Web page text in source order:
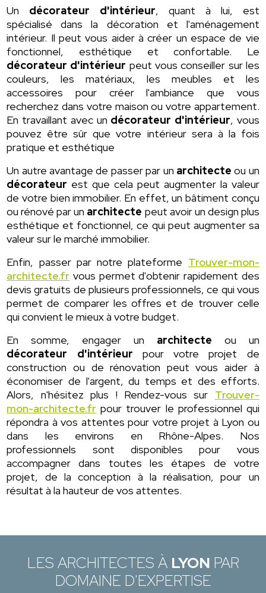
Un décorateur d'intérieur, quant à lui, est
spécialisé dans la décoration et l'aménagement
intérieur. Il peut vous aider à créer un espace de vie
fonctionnel, esthétique et confortable. Le
décorateur d'intérieur peut vous conseiller sur les
couleurs, les matériaux, les meubles et les
accessoires pour créer l'ambiance que vous
recherchez dans votre maison ou votre appartement.
En travaillant avec un décorateur d'intérieur, vous
pouvez être sûr que votre intérieur sera à la fois
pratique et esthétique
Un autre avantage de passer par un architecte ou un
décorateur est que cela peut augmenter la valeur
de votre bien immobilier. En effet, un bâtiment conçu
ou rénové par un architecte peut avoir un design plus
esthétique et fonctionnel, ce qui peut augmenter sa
valeur sur le marché immobilier.
Enfin, passer par notre plateforme Trouver-mon-
architecte.fr vous permet d'obtenir rapidement des
devis gratuits de plusieurs professionnels, ce qui vous
permet de comparer les offres et de trouver celle
qui convient le mieux à votre budget.
En somme, engager un architecte ou un
décorateur d'intérieur pour votre projet de
construction ou de rénovation peut vous aider à
économiser de l'argent, du temps et des efforts.
Alors, n'hésitez plus ! Rendez-vous sur Trouver-
mon-architecte.fr pour trouver le professionnel qui
répondra à vos attentes pour votre projet à Lyon ou
dans les environs en Rhône-Alpes. Nos
professionnels sont disponibles pour vous
accompagner dans toutes les étapes de votre
projet, de la conception à la réalisation, pour un
résultat à la hauteur de vos attentes.
LES ARCHITECTES À LYON PAR
DOMAINE D'EXPERTISE